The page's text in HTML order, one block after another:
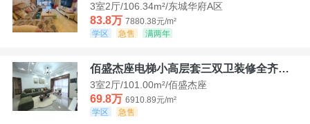
3室2厅/106.34m²/东城华府A区
83.8万 7880.38元/m²
学区
急售 满两年
佰盛杰座电梯小高层套三双卫装修全齐诚意出售
3室2厅/101.00m²/佰盛杰座
69.8万 6910.89元/m²
学区
急售